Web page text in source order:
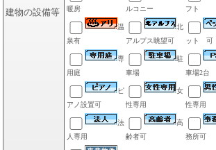
建物の設備等
暖房
ルコニー
フト
温
泉有
北
アルプス眺望可
ット 可
専
用庭
駐
車場
車場2台
ピ
アノ設置可
女
性専用
性専用
法
人専用
高
齢者可
務所可